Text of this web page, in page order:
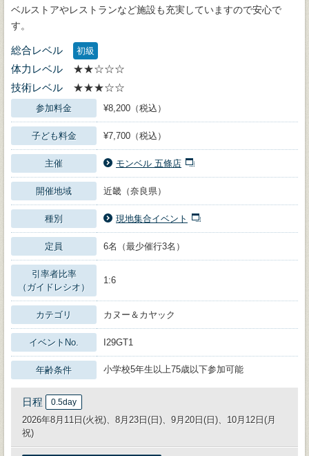
ベルストアやレストランなど施設も充実していますので安心で
す。
総合レベル 初級
体力レベル
★★☆☆☆
技術レベル
★★★☆☆
参加料金 ¥8,200（税込）
子ども料金 ¥7,700（税込）
主催 モンベル 五條店
開催地域 近畿（奈良県）
種別 現地集合イベント
定員 6名（最少催行3名）
引率者比率
（ガイドレシオ）
1:6
カテゴリ カヌー＆カヤック
イベントNo. I29GT1
年齢条件 小学校5年生以上75歳以下参加可能
日程 0.5day
2026年8月11日(火祝)、8月23日(日)、9月20日(日)、10月12日(月
祝)